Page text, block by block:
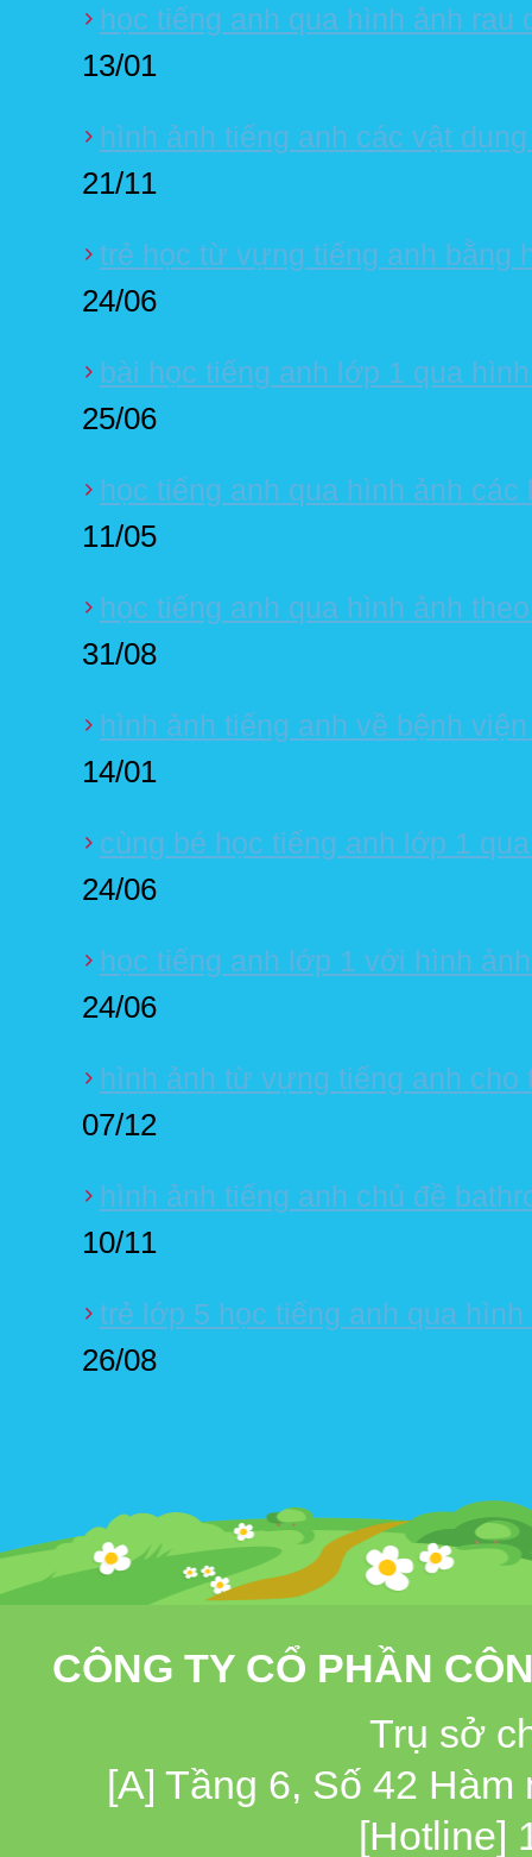
học tiếng anh qua hình ảnh rau
13/01
hình ảnh tiếng anh các vật
21/11
trẻ học từ vựng tiếng anh bằng
24/06
bài học tiếng anh lớp 1 qua
25/06
học tiếng anh qua hình ảnh các
11/05
học tiếng anh qua hình ảnh
31/08
hình ảnh tiếng anh về bệnh
14/01
cùng bé học tiếng anh lớp 1
24/06
học tiếng anh lớp 1 với hình
24/06
hình ảnh từ vựng tiếng anh cho
07/12
hình ảnh tiếng anh chủ đề
10/11
trẻ lớp 5 học tiếng anh qua
26/08
CÔNG TY CỔ PHẦN
Trụ sở
[A] Tầng 6, Số 42
[Hotline]